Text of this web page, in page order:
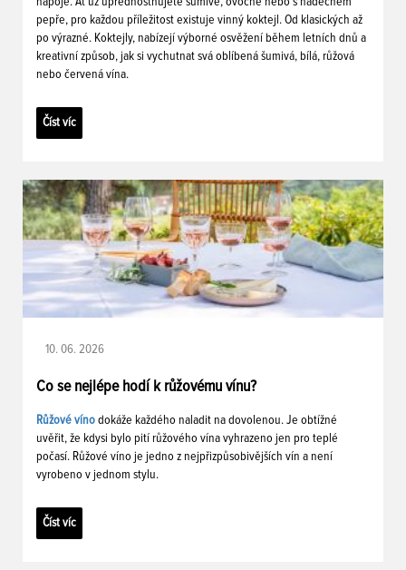
pepře, pro každou příležitost existuje vinný koktejl. Od klasických až
po výrazné. Koktejly, nabízejí výborné osvěžení během letních dnů a
kreativní způsob, jak si vychutnat svá oblíbená šumivá, bílá, růžová
nebo červená vína.
Číst víc
10. 06. 2026
Co se nejlépe hodí k růžovému vínu?
Růžové víno dokáže každého naladit na dovolenou. Je obtížné
uvěřit, že kdysi bylo pití růžového vína vyhrazeno jen pro teplé
počasí. Růžové víno je jedno z nejpřizpůsobivějších vín a není
vyrobeno v jednom stylu.
Číst víc